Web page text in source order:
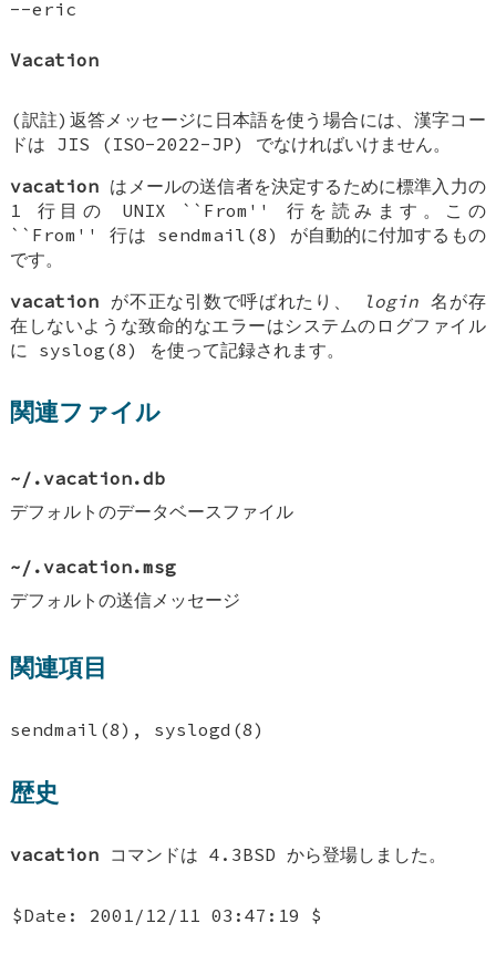
--eric
Vacation
(訳註)返答メッセージに日本語を使う場合には、漢字コー
ドは JIS (ISO-2022-JP) でなければいけません。
vacation はメールの送信者を決定するために標準入力の
1 行目の UNIX ``From'' 行を読みます。この
``From'' 行は sendmail(8) が自動的に付加するもの
です。
vacation が不正な引数で呼ばれたり、 login 名が存
在しないような致命的なエラーはシステムのログファイル
に syslog(8) を使って記録されます。
関連ファイル
~/.vacation.db
デフォルトのデータベースファイル
~/.vacation.msg
デフォルトの送信メッセージ
関連項目
sendmail(8), syslogd(8)
歴史
vacation コマンドは 4.3BSD から登場しました。
$Date: 2001/12/11 03:47:19 $